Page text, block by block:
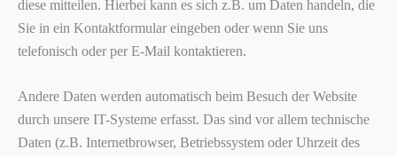
diese mitteilen. Hierbei kann es sich z.B. um Daten handeln, die
Sie in ein Kontaktformular eingeben oder wenn Sie uns
telefonisch oder per E-Mail kontaktieren.
Andere Daten werden automatisch beim Besuch der Website
durch unsere IT-Systeme erfasst. Das sind vor allem technische
Daten (z.B. Internetbrowser, Betriebssystem oder Uhrzeit des